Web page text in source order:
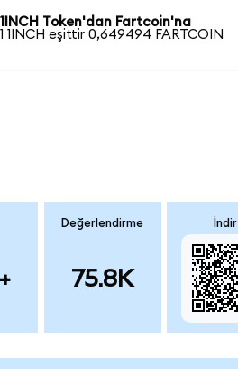
1INCH Token'dan Fartcoin'na
1 1INCH eşittir 0,649494 FARTCOIN
Değerlendirme
75.8K
İndir